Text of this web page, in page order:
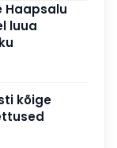
Haapsalu
luua
kõige